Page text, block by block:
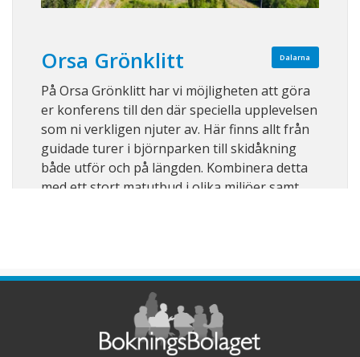
Dalarna
Orsa Grönklitt
På Orsa Grönklitt har vi möjligheten att göra
er konferens till den där speciella upplevelsen
som ni verkligen njuter av. Här finns allt från
guidade turer i björnparken till skidåkning
både utför och på längden. Kombinera detta
med ett stort matutbud i olika miljöer samt